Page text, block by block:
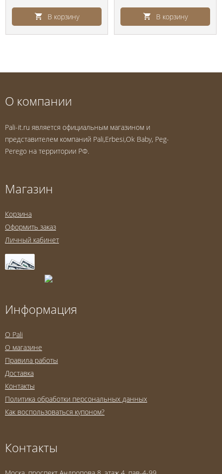
В корзину В корзину
О компании
Pali-it.ru является официальным магазином и
представителем компаний Pali,Erbesi,Ok Baby, Peg-
Perego на территории РФ.
Магазин
Корзина
Оформить заказ
Личный кабинет
Информация
O Pali
О магазине
Правила работы
Доставка
Контакты
Политика обработки персональных данных
Как воспользоваться купоном?
Контакты